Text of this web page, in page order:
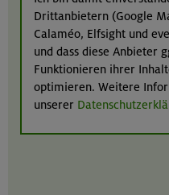
Drittanbietern (Google
Calaméo, Elfsight und
und dass diese Anbieter
Funktionieren ihrer
optimieren. Weitere
unserer